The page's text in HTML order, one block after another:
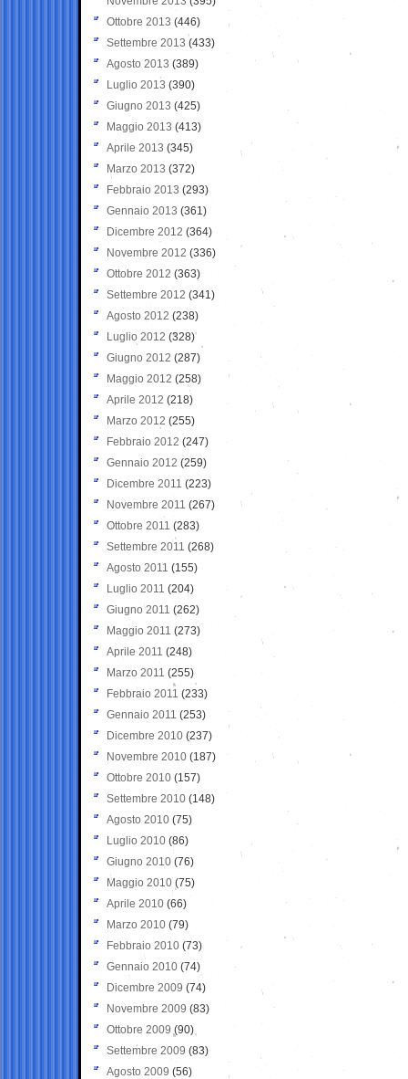
Ottobre 2013 (446)
Settembre 2013 (433)
Agosto 2013 (389)
Luglio 2013 (390)
Giugno 2013 (425)
Maggio 2013 (413)
Aprile 2013 (345)
Marzo 2013 (372)
Febbraio 2013 (293)
Gennaio 2013 (361)
Dicembre 2012 (364)
Novembre 2012 (336)
Ottobre 2012 (363)
Settembre 2012 (341)
Agosto 2012 (238)
Luglio 2012 (328)
Giugno 2012 (287)
Maggio 2012 (258)
Aprile 2012 (218)
Marzo 2012 (255)
Febbraio 2012 (247)
Gennaio 2012 (259)
Dicembre 2011 (223)
Novembre 2011 (267)
Ottobre 2011 (283)
Settembre 2011 (268)
Agosto 2011 (155)
Luglio 2011 (204)
Giugno 2011 (262)
Maggio 2011 (273)
Aprile 2011 (248)
Marzo 2011 (255)
Febbraio 2011 (233)
Gennaio 2011 (253)
Dicembre 2010 (237)
Novembre 2010 (187)
Ottobre 2010 (157)
Settembre 2010 (148)
Agosto 2010 (75)
Luglio 2010 (86)
Giugno 2010 (76)
Maggio 2010 (75)
Aprile 2010 (66)
Marzo 2010 (79)
Febbraio 2010 (73)
Gennaio 2010 (74)
Dicembre 2009 (74)
Novembre 2009 (83)
Ottobre 2009 (90)
Settembre 2009 (83)
Agosto 2009 (56)